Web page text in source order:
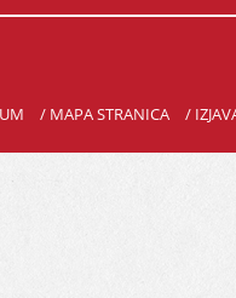
/ MAPA STRANICA /